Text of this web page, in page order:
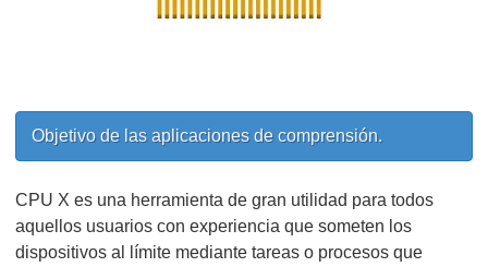
Objetivo de las aplicaciones de comprensión.
CPU X es una herramienta de gran utilidad para todos
aquellos usuarios con experiencia que someten los
dispositivos al límite mediante tareas o procesos que